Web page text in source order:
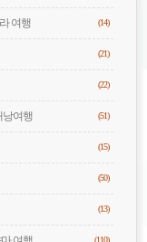
여행 (14)
(21)
(22)
낭여행 (51)
(15)
(50)
(13)
(110)